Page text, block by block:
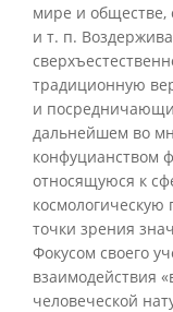
мире и обществе,
и т. п.
традиционную
и
дальнейшем во
конфуцианством
относящуюся к
космологическую
точки зрения
Фокусом своего
взаимодействия
человеческой